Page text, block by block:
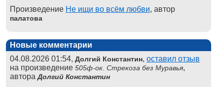
Произведение Не ищи во всём любви, автор
палатова
Новые комментарии
04.08.2026 01:54, Долгий Константин, оставил отзыв
на произведение 505ф-ок. Стрекоза без Муравья,
автораДолгий Константин